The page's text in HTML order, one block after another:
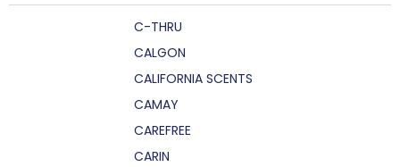
C-THRU
CALGON
CALIFORNIA SCENTS
CAMAY
CAREFREE
CARIN